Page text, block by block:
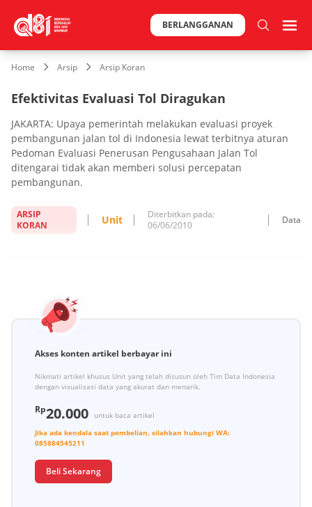
BERLANGGANAN
Home Arsip Arsip Koran
Efektivitas Evaluasi Tol Diragukan
JAKARTA: Upaya pemerintah melakukan evaluasi proyek
pembangunan jalan tol di Indonesia lewat terbitnya aturan
Pedoman Evaluasi Penerusan Pengusahaan Jalan Tol
ditengarai tidak akan memberi solusi percepatan
pembangunan.
ARSIP
KORAN
Unit
Diterbitkan pada:
06/06/2010
Data
Akses konten artikel berbayar ini
Nikmati artikel khusus Unit yang telah disusun oleh Tim Data Indonesia
dengan visualisasi data yang akurat dan menarik.
Rp20.000
untuk baca artikel
Jika ada kendala saat pembelian, silahkan hubungi WA:
085884545211
Beli Sekarang